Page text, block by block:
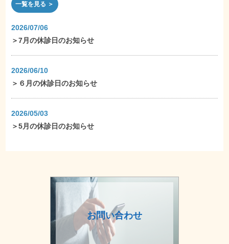
一覧を見る ＞
2026/07/06
＞7月の休診日のお知らせ
2026/06/10
＞ ６月の休診日のお知らせ
2026/05/03
＞5月の休診日のお知らせ
お問い合わせ